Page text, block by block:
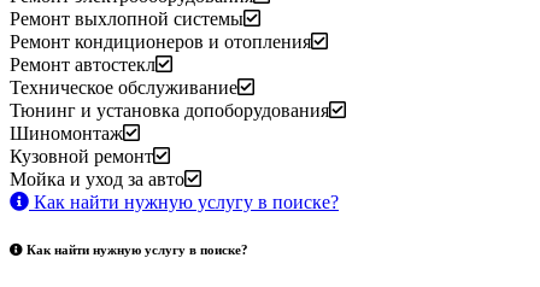
Ремонт выхлопной системы
Ремонт кондиционеров и отопления
Ремонт автостекл
Техническое обслуживание
Тюнинг и установка допоборудования
Шиномонтаж
Кузовной ремонт
Мойка и уход за авто
Как найти нужную услугу в поиске?
Как найти нужную услугу в поиске?